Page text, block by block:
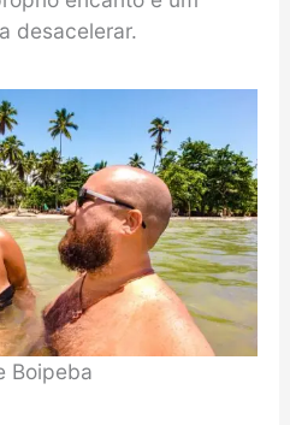
desacelerar.
Boipeba